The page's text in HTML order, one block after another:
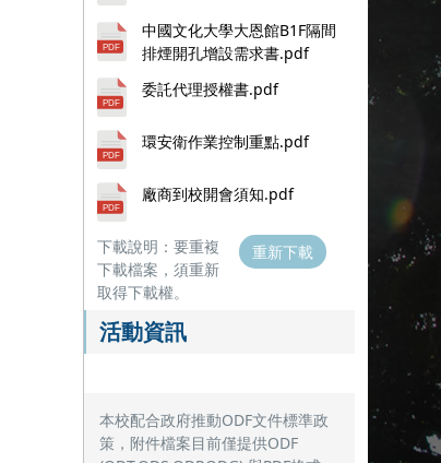
中國文化大學大恩館B1F隔間
排煙開孔增設需求書.pdf
委託代理授權書.pdf
環安衛作業控制重點.pdf
廠商到校開會須知.pdf
下載說明：要重複
下載檔案，須重新
取得下載權。
重新下載
活動資訊
本校配合政府推動ODF文件標準政
策，附件檔案目前僅提供ODF